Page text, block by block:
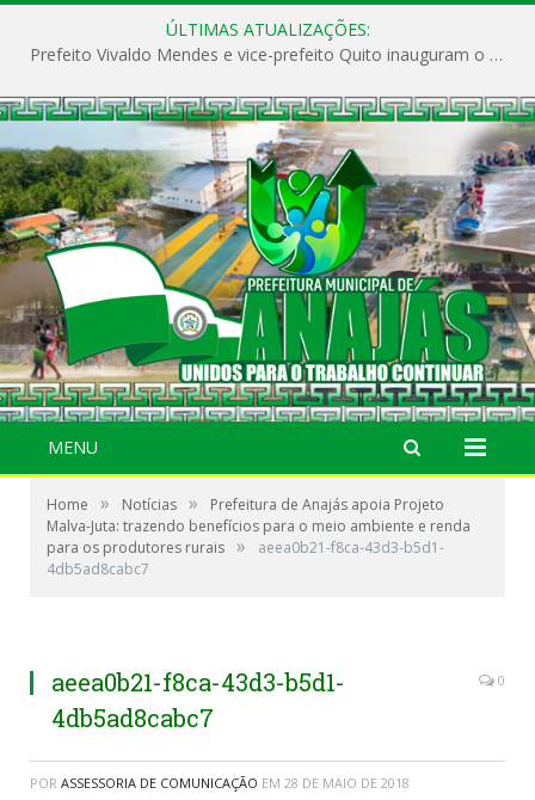
ÚLTIMAS ATUALIZAÇÕES:
Prefeito Vivaldo Mendes e vice-prefeito Quito inauguram o CAPS e fortalecem a saúde pública em Anajás.
MENU
Home » Notícias »
Prefeitura de Anajás apoia Projeto
Malva-Juta: trazendo benefícios para o meio ambiente e renda
para os produtores rurais »
aeea0b21-f8ca-43d3-b5d1-
4db5ad8cabc7
aeea0b21-f8ca-43d3-b5d1-
4db5ad8cabc7
0
POR ASSESSORIA DE COMUNICAÇÃO EM 28 DE MAIO DE 2018